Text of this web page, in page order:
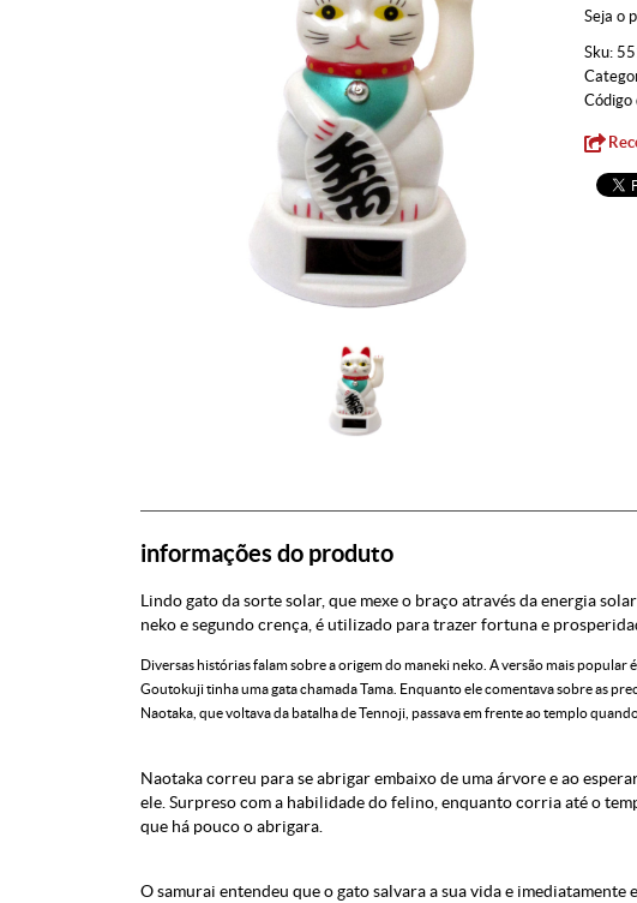
Seja o
Sku:
Código
informações do produto
Lindo gato da sorte solar, que mexe o braço através da energia
neko e segundo crença, é utilizado para trazer fortuna e
Diversas histórias falam sobre a origem do maneki neko. A versão mais
Goutokuji tinha uma gata chamada Tama. Enquanto ele comentava sobre as
Naotaka, que voltava da batalha de Tennoji, passava em frente ao templo
Naotaka correu para se abrigar embaixo de uma árvore e ao
ele. Surpreso com a habilidade do felino, enquanto corria até o
que há pouco o abrigara.
O samurai entendeu que o gato salvara a sua vida e